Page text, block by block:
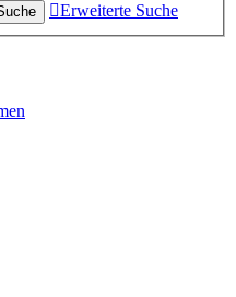
Erweiterte Suche